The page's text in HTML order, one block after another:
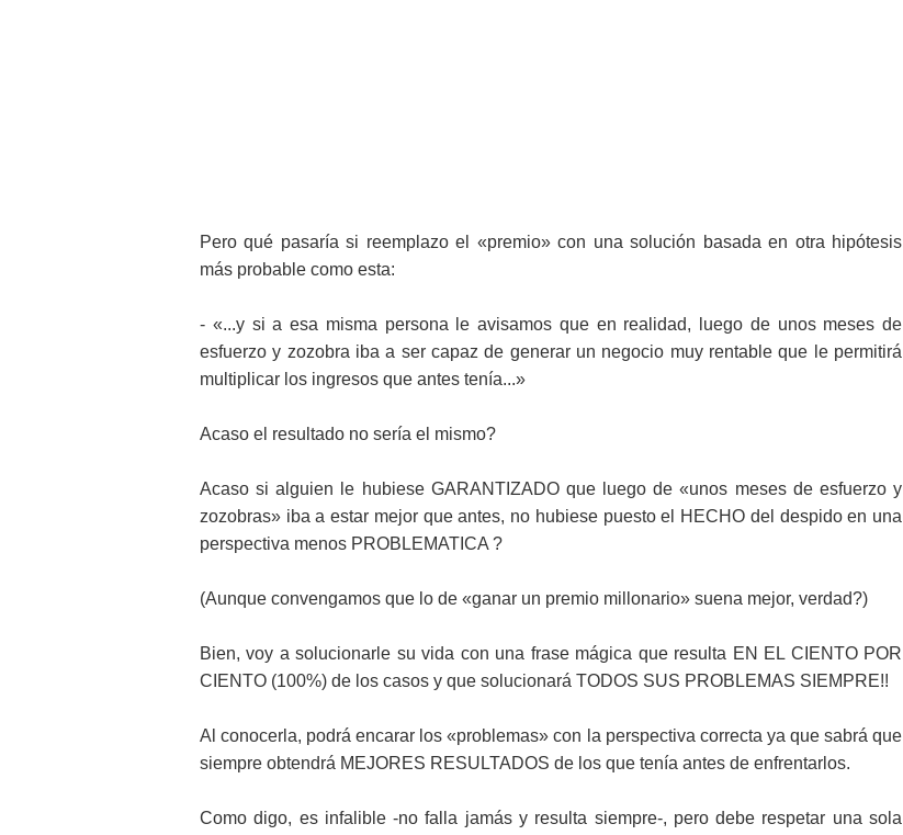
Pero qué pasaría si reemplazo el «premio» con una solución basada en otra hipótesis
más probable como esta:
- «...y si a esa misma persona le avisamos que en realidad, luego de unos meses de
esfuerzo y zozobra iba a ser capaz de generar un negocio muy rentable que le permitirá
multiplicar los ingresos que antes tenía...»
Acaso el resultado no sería el mismo?
Acaso si alguien le hubiese GARANTIZADO que luego de «unos meses de esfuerzo y
zozobras» iba a estar mejor que antes, no hubiese puesto el HECHO del despido en una
perspectiva menos PROBLEMATICA ?
(Aunque convengamos que lo de «ganar un premio millonario» suena mejor, verdad?)
Bien, voy a solucionarle su vida con una frase mágica que resulta EN EL CIENTO POR
CIENTO (100%) de los casos y que solucionará TODOS SUS PROBLEMAS SIEMPRE!!
Al conocerla, podrá encarar los «problemas» con la perspectiva correcta ya que sabrá que
siempre obtendrá MEJORES RESULTADOS de los que tenía antes de enfrentarlos.
Como digo, es infalible -no falla jamás y resulta siempre-, pero debe respetar una sola